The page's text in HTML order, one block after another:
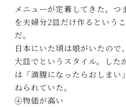
メニューが定着してきた。つ
を夫婦分2皿だけ作るという
だ。
日本にいた頃は娘がいたので
大皿でというスタイル。した
は「満腹になったらおしまい
ねられていた。
④物価が高い